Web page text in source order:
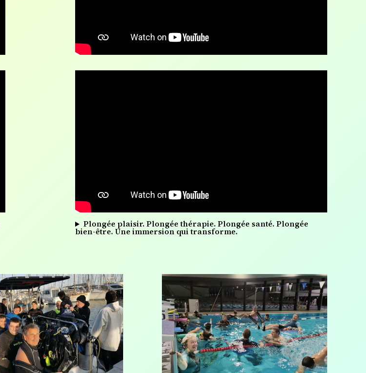
Plongée plaisir. Plongée thérapie. Plongée santé. Plongée
bien‑être. Une immersion qui transforme.